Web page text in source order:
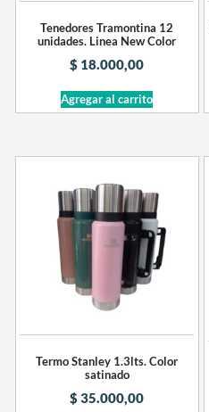
Tenedores Tramontina 12
unidades. Linea New Color
$ 18.000,00
Agregar al carrito
Termo Stanley 1.3lts. Color
satinado
$35.000,00